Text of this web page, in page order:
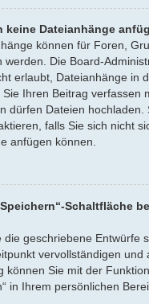
keine Dateianhänge
können für Foren,
werden. Die Board-
erlaubt, Dateianhänge in
Ihren Beitrag verfassen
dürfen Dateien hochladen.
falls Sie sich nicht
anfügen können.
Schaltfläche
die geschriebene Entwürfe
vervollständigen und
können Sie mit der
in Ihrem persönlichen